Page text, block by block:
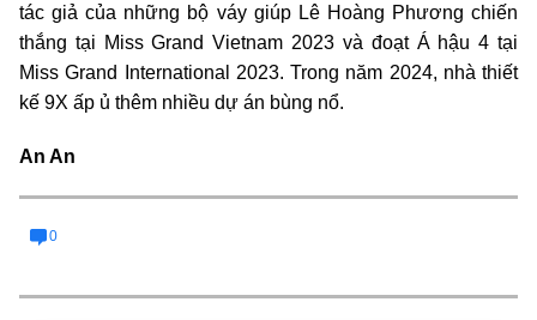
tác giả của những bộ váy giúp Lê Hoàng Phương chiến
thắng tại Miss Grand Vietnam 2023 và đoạt Á hậu 4 tại
Miss Grand International 2023. Trong năm 2024, nhà thiết
kế 9X ấp ủ thêm nhiều dự án bùng nổ.
An An
0